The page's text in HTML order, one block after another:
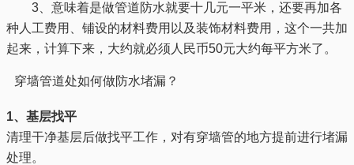
3、意味着是做管道防水就要十几元一平米，还要再加各
种人工费用、铺设的材料费用以及装饰材料费用，这个一共加
起来，计算下来，大约就必须人民币50元大约每平方米了。
穿墙管道处如何做防水堵漏？
1、基层找平
清理干净基层后做找平工作，对有穿墙管的地方提前进行堵漏
处理。